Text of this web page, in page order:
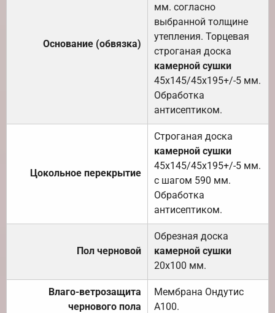
Основание (обвязка)
мм. согласно
выбранной толщине
утепления. Торцевая
строганая доска
камерной сушки
45х145/45х195+/-5 мм.
Обработка
антисептиком.
Цокольное перекрытие
Строганая доска
камерной сушки
45х145/45х195+/-5 мм.
с шагом 590 мм.
Обработка
антисептиком.
Пол черновой
Обрезная доска
камерной сушки
20х100 мм.
Влаго-ветрозащита
чернового пола
Мембрана Ондутис
А100.